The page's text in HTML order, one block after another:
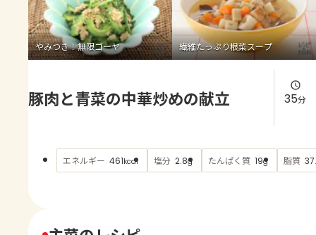
よくあるお問い合わせ
お買い物
AJINOMOTO PARK とは
やみつき！無限ゴーヤ 繊維たっぷり根菜スープ
豚肉と青菜の中華炒めの献立 35分
エネルギー 461kcal 塩分 2.8g たんぱく質 19g 脂質